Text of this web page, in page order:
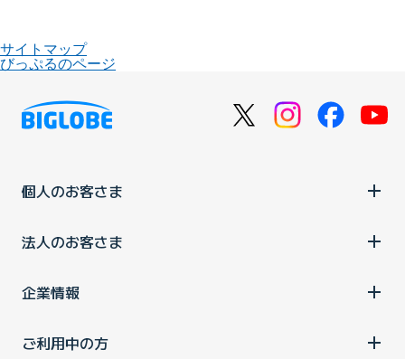
サイトマップ
びっぷるのページ
個人のお客さま
法人のお客さま
企業情報
ご利用中の方